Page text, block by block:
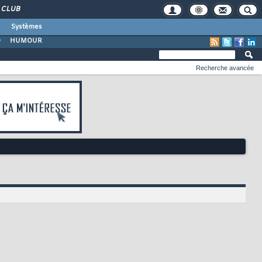
CLUB
Systèmes
HUMOUR
Recherche avancée